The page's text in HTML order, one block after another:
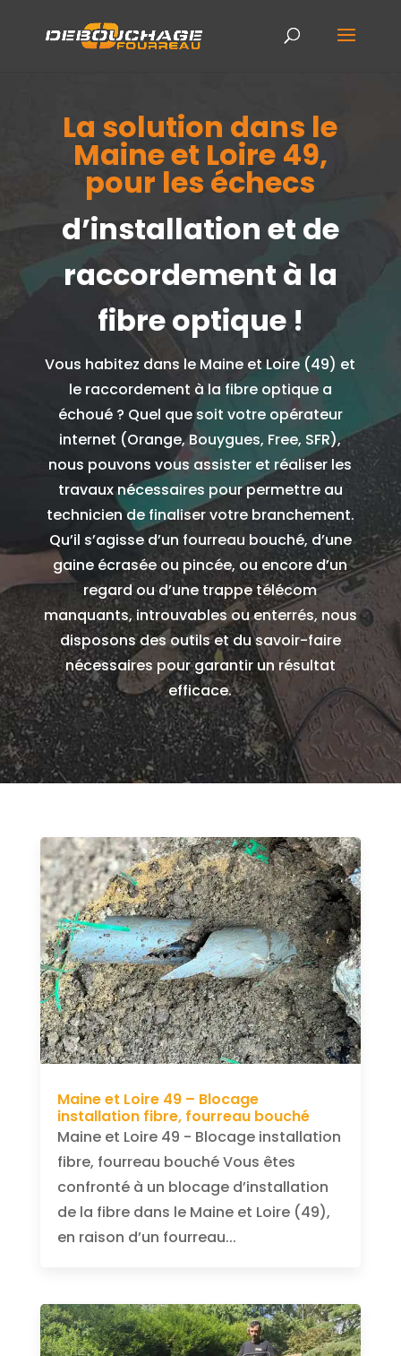
La solution dans le
Maine et Loire 49,
pour les échecs
d’installation et de
raccordement à la
fibre optique !
Vous habitez dans le Maine et Loire (49) et
le raccordement à la fibre optique a
échoué ? Quel que soit votre opérateur
internet (Orange, Bouygues, Free, SFR),
nous pouvons vous assister et réaliser les
travaux nécessaires pour permettre au
technicien de finaliser votre branchement.
Qu’il s’agisse d’un fourreau bouché, d’une
gaine écrasée ou pincée, ou encore d’un
regard ou d’une trappe télécom
manquants, introuvables ou enterrés, nous
disposons des outils et du savoir-faire
nécessaires pour garantir un résultat
efficace.
Maine et Loire 49 – Blocage
installation fibre, fourreau bouché
Maine et Loire 49 - Blocage installation
fibre, fourreau bouché Vous êtes
confronté à un blocage d’installation
de la fibre dans le Maine et Loire (49),
en raison d’un fourreau...